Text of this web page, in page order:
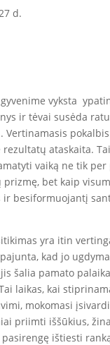
d.
vyksta
ir tėvai susėda
Vertinamasis
ataskaita.
vaiką ne tik
bet kaip
ir besiformuojantį
yra itin
kad jo
šalia pamato
laikas, kai
mokomasi
priimti iššūkius,
ištiesti